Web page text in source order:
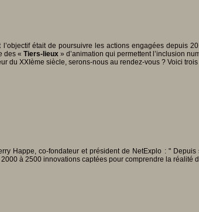
était de poursuivre les actions engagées depuis
des « Tiers-lieux » d’animation qui permettent l’inclusion
du XXIème siècle, serons-nous au rendez-vous ? Voici
Happe, co-fondateur et président de NetExplo : "
à 2500 innovations captées pour comprendre la réalité